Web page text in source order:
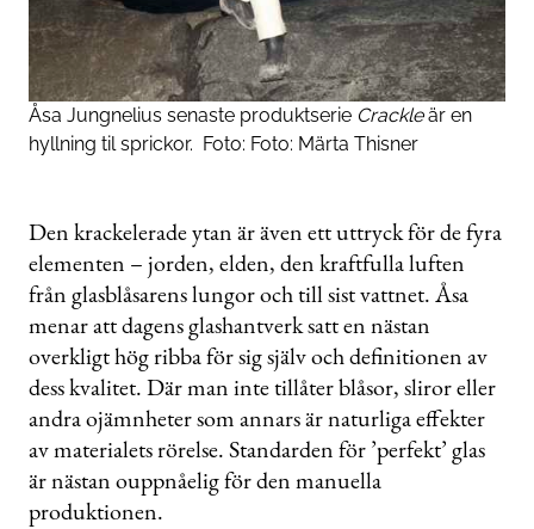
Åsa Jungnelius ­senaste produktserie Crackleär en
hyllning til sprickor. Foto: Foto: Märta Thisner
Den krackelerade ytan är även ett ­uttryck för de fyra
elementen – jorden, ­elden, den kraftfulla luften
från glas­blåsarens lungor och till sist vattnet. Åsa
menar att ­d­­agens glashantverk satt en ­nästan
overkligt hög ribba för sig själv och definitionen av
dess kvalitet. Där man inte tillåter blåsor, sliror eller
andra ojämnheter som annars är naturliga effekter
av materialets rörelse. Standarden för ’perfekt’ glas
är nästan ouppnåelig för den manuella
produktionen.